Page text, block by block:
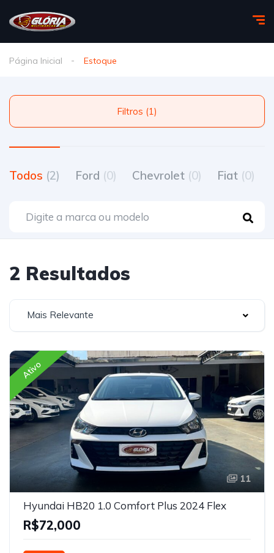
Página Inicial Estoque
Filtros (1)
Todos (2) Ford (0) Chevrolet (0) Fiat (0)
2 Resultados
Mais Relevante
Ativo
11
Hyundai HB20 1.0 Comfort Plus 2024 Flex
R$72,000